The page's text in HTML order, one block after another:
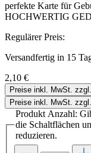
perfekte Karte für
HOCHWERTIG
Regulärer Preis:
Versandfertig in 15
2,10 €
Preise inkl. MwSt.
Preise inkl. MwSt.
Produkt Anzahl:
die Schaltflächen
reduzieren.